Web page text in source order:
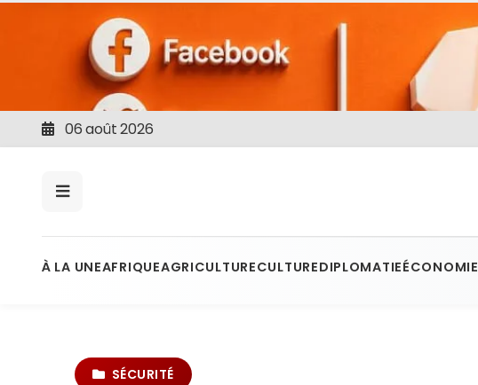
06 août 2026
À LA UNEAFRIQUEAGRICULTURECULTUREDIPLOMATIEÉCONOMIE
SÉCURITÉ